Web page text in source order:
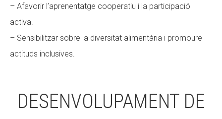
– Afavorir l’aprenentatge cooperatiu i la participació
activa.
– Sensibilitzar sobre la diversitat alimentària i promoure
actituds inclusives.
DESENVOLUPAMENT DE